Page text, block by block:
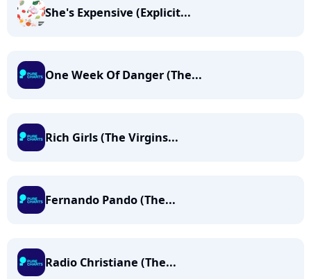
She's Expensive (Explicit...
One Week Of Danger (The...
Rich Girls (The Virgins...
Fernando Pando (The...
Radio Christiane (The...